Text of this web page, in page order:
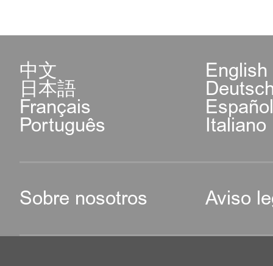
中文 English
日本語
Français
Português Italiano
Sobre nosotros Aviso